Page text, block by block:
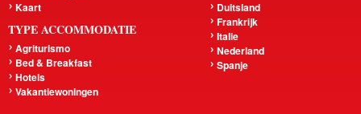
Kaart
TYPE ACCOMMODATIE
Agriturismo
Bed & Breakfast
Hotels
Vakantiewoningen
Duitsland
Frankrijk
Italie
Nederland
Spanje